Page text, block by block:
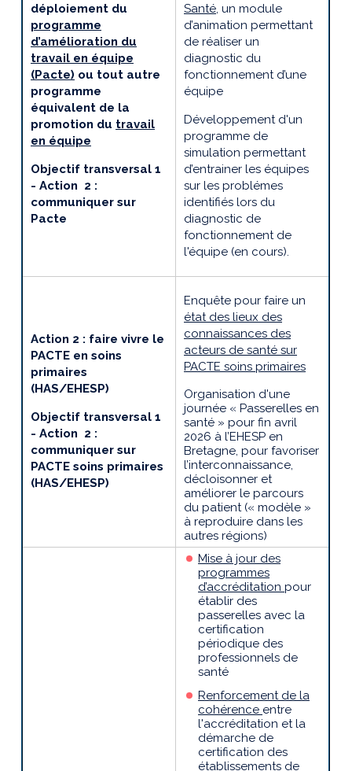
déploiement du
programme
d’amélioration du
travail en équipe
(Pacte) ou tout autre
programme
équivalent de la
promotion du travail
en équipe
Objectif transversal 1
- Action 2 :
communiquer sur
Pacte
Santé, un module
d’animation permettant
de réaliser un
diagnostic du
fonctionnement d’une
équipe
Développement d'un
programme de
simulation permettant
d’entrainer les équipes
sur les problémes
identifiés lors du
diagnostic de
fonctionnement de
l'équipe (en cours).
Action 2 : faire vivre le
PACTE en soins
primaires
(HAS/EHESP)
Objectif transversal 1
- Action 2 :
communiquer sur
PACTE soins primaires
(HAS/EHESP)
Enquête pour faire un
état des lieux des
connaissances des
acteurs de santé sur
PACTE soins primaires
Organisation d'une
journée « Passerelles en
santé » pour fin avril
2026 à l’EHESP en
Bretagne, pour favoriser
l’interconnaissance,
décloisonner et
améliorer le parcours
du patient (« modèle »
à reproduire dans les
autres régions)
Mise à jour des
programmes
d’accréditation pour
établir des
passerelles avec la
certification
périodique des
professionnels de
santé
Renforcement de la
cohérence entre
l'accréditation et la
démarche de
certification des
établissements de